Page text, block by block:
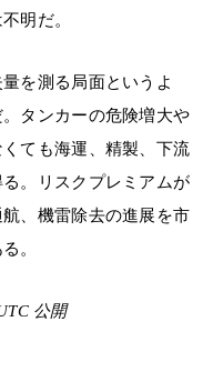
明だ。
を測る局面というよ
タンカーの危険増大や
ても海運、精製、下流
。リスクプレミアムが
、機雷除去の進展を市
。
公開